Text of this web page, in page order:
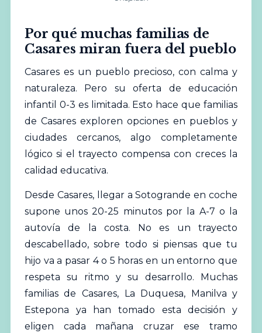
Por qué muchas familias de
Casares miran fuera del pueblo
Casares es un pueblo precioso, con calma y
naturaleza. Pero su oferta de educación
infantil 0-3 es limitada. Esto hace que familias
de Casares exploren opciones en pueblos y
ciudades cercanos, algo completamente
lógico si el trayecto compensa con creces la
calidad educativa.
Desde Casares, llegar a Sotogrande en coche
supone unos 20-25 minutos por la A-7 o la
autovía de la costa. No es un trayecto
descabellado, sobre todo si piensas que tu
hijo va a pasar 4 o 5 horas en un entorno que
respeta su ritmo y su desarrollo. Muchas
familias de Casares, La
Duquesa, Manilva y
Estepona ya han tomado esta decisión y
eligen cada mañana cruzar ese tramo